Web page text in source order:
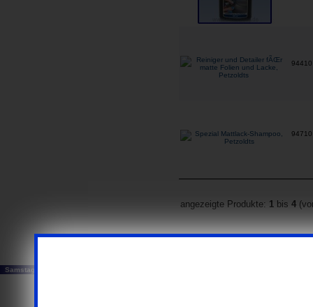
angezeigte Produkte: 1 bis 4
Samstag, 08. August 2026